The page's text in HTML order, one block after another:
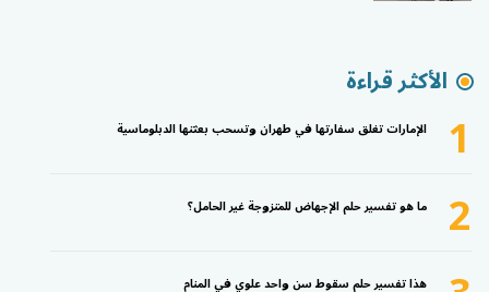
الأكثر قراءة
1 الإمارات تغلق سفارتها في طهران وتسحب بعثتها الدبلوماسية
2 ما هو تفسير حلم الإجهاض للمتزوجة غير الحامل؟
هذا تفسير حلم سقوط سن واحد علوي في المنام